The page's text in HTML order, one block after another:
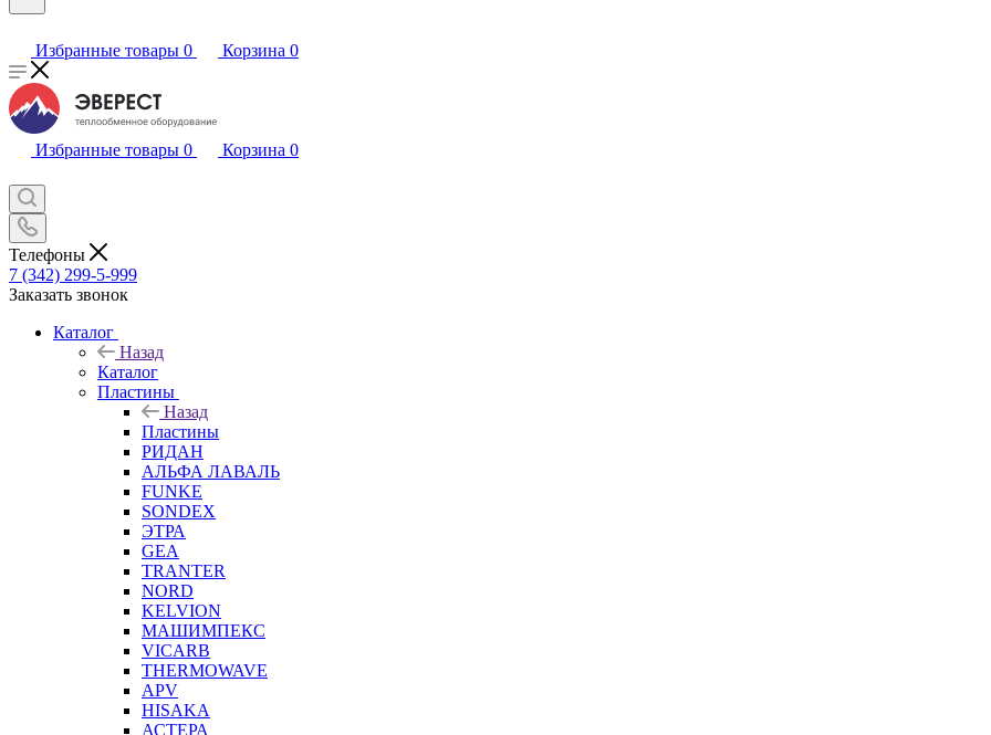
Избранные товары 0 Корзина 0
Избранные товары 0 Корзина 0
Телефоны
7 (342) 299-5-999
Заказать звонок
Каталог
Назад
Каталог
Пластины
Назад
Пластины
РИДАН
АЛЬФА ЛАВАЛЬ
FUNKE
SONDEX
ЭТРА
GEA
TRANTER
NORD
KELVION
МАШИМПЕКС
VICARB
THERMOWAVE
APV
HISAKA
АСТЕРА